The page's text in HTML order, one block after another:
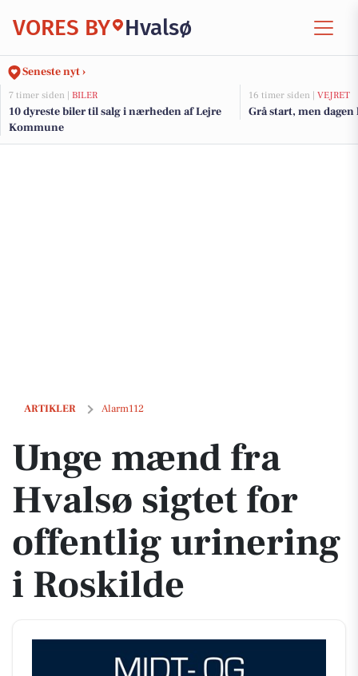
VORES BY Hvalsø
Seneste nyt ›
7 timer siden | BILER
10 dyreste biler til salg i nærheden af Lejre
Kommune
16 timer siden | VEJRET
Grå start, men
ARTIKLER Alarm112
Unge mænd fra Hvalsø sigtet for offentlig urinering i Roskilde
Unge mænd fra
Hvalsø sigtet for
offentlig urinering
i Roskilde